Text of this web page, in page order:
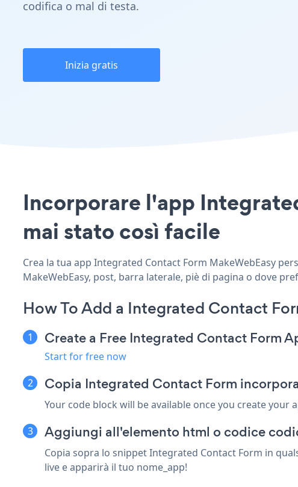
codifica o mal di testa.
Inizia gratis
Incorporare l'app
mai stato così facile
Crea la tua app Integrated Contact Form MakeWebEasy
MakeWebEasy, post, barra laterale, piè di pagina o dove
How To Add a Integrated Contact
Create a Free Integrated Contact Form
Start for free now
Copia Integrated Contact Form
Your code block will be available once you create your
Aggiungi all'elemento html o codice
Copia sopra lo snippet Integrated Contact Form in
live e apparirà il tuo nome_app!